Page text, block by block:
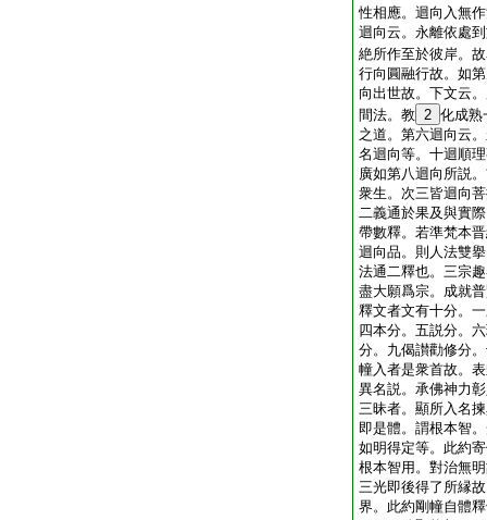
性相應。迴向入無
迴向云。永離依處
絶所作至於彼岸。
行向圓融行故。如
向出世故。下文云
間法。教 2 化成熟
之道。第六迴向云
名迴向等。十迴順
廣如第八迴向所説
衆生。次三皆迴向
二義通於果及與實
帶數釋。若準梵本
迴向品。則人法雙
法通二釋也。三宗
盡大願爲宗。成就
釋文者文有十分。
四本分。五説分。
分。九偈讃勸修分
幢入者是衆首故。
異名説。承佛神力
三昧者。顯所入名
即是體。謂根本智
如明得定等。此約
根本智用。對治無
三光即後得了所縁
界。此約剛幢自體